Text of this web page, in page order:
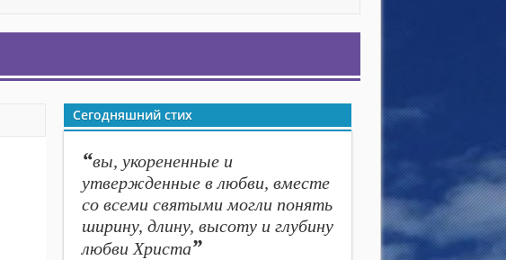
Сегодняшний стих
“вы, укорененные и
утвержденные в любви, вместе
со всеми святыми могли понять
ширину, длину, высоту и глубину
любви Христа”